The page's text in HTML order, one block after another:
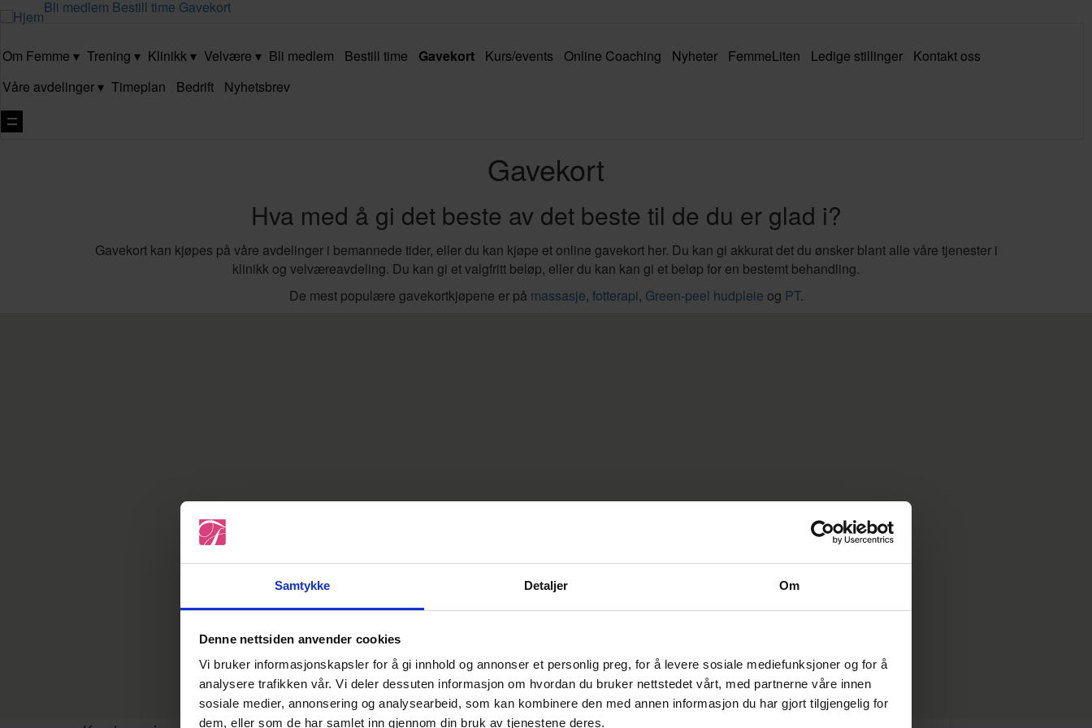
Samtykke Detaljer Om
Denne nettsiden anvender cookies
Vi bruker informasjonskapsler for å gi innhold og annonser et personlig preg, for å levere sosiale mediefunksjoner og for å
analysere trafikken vår. Vi deler dessuten informasjon om hvordan du bruker nettstedet vårt, med partnerne våre innen
sosiale medier, annonsering og analysearbeid, som kan kombinere den med annen informasjon du har gjort tilgjengelig for
dem, eller som de har samlet inn gjennom din bruk av tjenestene deres.
Om Femme Trening Klinikk Velvære Bli medlem Bestill time Gavekort Kurs/events Online Coaching Nyheter FemmeLiten Ledige stillinger
Kontakt oss
Våre avdelinger
Timeplan Bedrift Nyhetsbrev
Bli medlem Bestill time Gavekort
Vis
Gavekort
Hva med å gi det beste av det beste til de du er glad i?
Gavekort kan kjøpes på våre avdelinger i bemannede tider, eller du kan kjøpe et online gavekort her. Du kan gi akkurat det du ønsker blant alle våre tjenester i
klinikk og velværeavdeling. Du kan gi et valgfritt beløp, eller du kan kan gi et beløp for en bestemt behandling.
De mest populære gavekortkjøpene er på massasje, fotterapi, Green-peel hudpleie og PT.